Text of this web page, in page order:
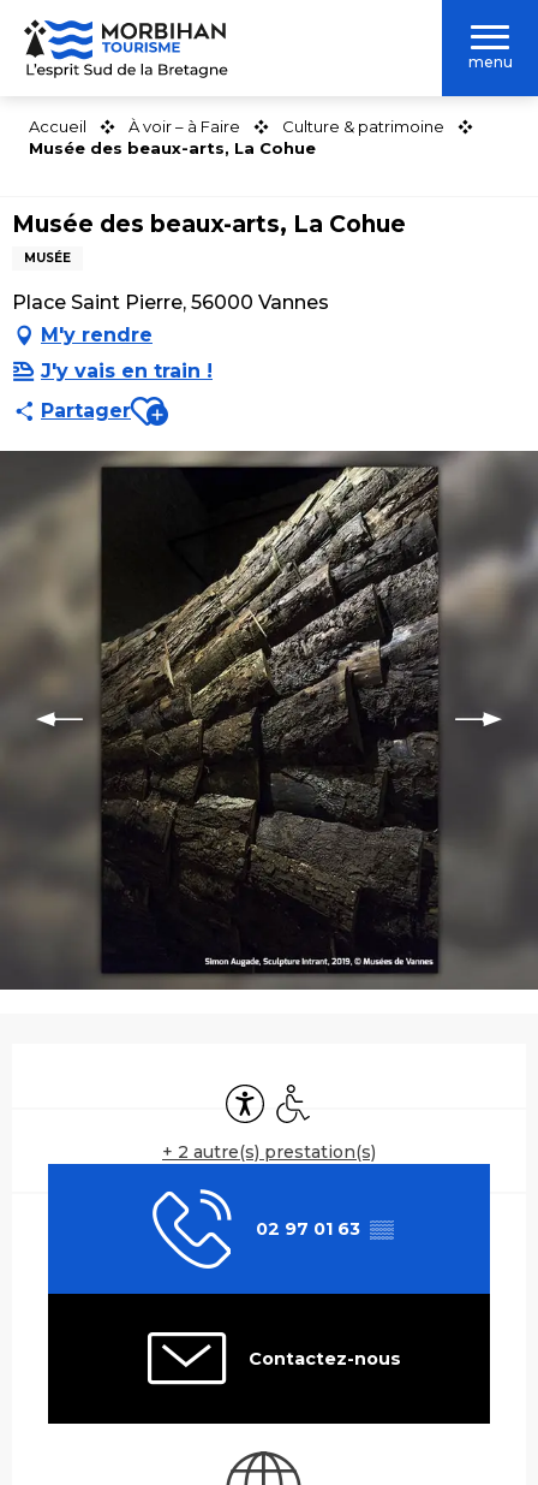
Aller
contenu
menu
Accueil À voir – à Faire
Culture & patrimoine
Musée des beaux-arts, La Cohue
Musée des beaux-arts, La Cohue
MUSÉE
Place Saint Pierre, 56000 Vannes
M'y rendre
J'y vais en train !
PartagerAjouter aux favoris
AccessibilitéAccès handicapés
+ 2 autre(s) prestation(s)
02 97 01 63 ▒▒
Contactez-nous